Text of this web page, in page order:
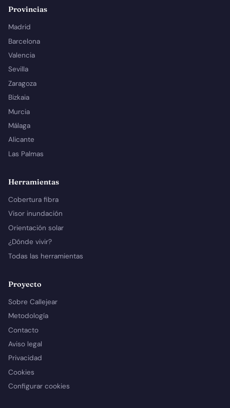
Provincias
Madrid
Barcelona
Valencia
Sevilla
Zaragoza
Bizkaia
Murcia
Málaga
Alicante
Las Palmas
Herramientas
Cobertura fibra
Visor inundación
Orientación solar
¿Dónde vivir?
Todas las herramientas
Proyecto
Sobre Callejear
Metodología
Contacto
Aviso legal
Privacidad
Cookies
Configurar cookies